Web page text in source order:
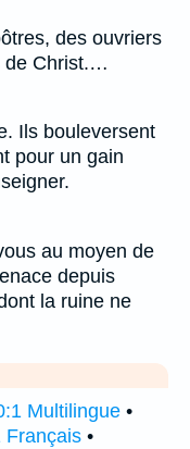
des ouvriers
de Christ.…
Ils bouleversent
pour un gain
au moyen de
depuis
la ruine ne
Multilingue •
Français •